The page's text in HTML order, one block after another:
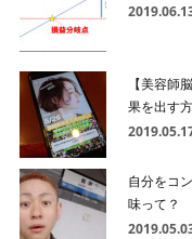
【美容師
果を出す
自分をコ
味って？